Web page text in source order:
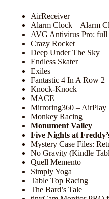
AirReceiver
Alarm Clock – Alarm
AVG Antivirus Pro: full
Crazy Rocket
Deep Under The Sky
Endless Skater
Exiles
Fantastic 4 In A Row 2
Knock-Knock
MACE
Mirroring360 – AirPlay
Monkey Racing
Monument Valley
Five Nights at
Mystery Case Files:
No Gravity (Kindle
Quell Memento
Simply Yoga
Table Top Racing
The Bard’s Tale